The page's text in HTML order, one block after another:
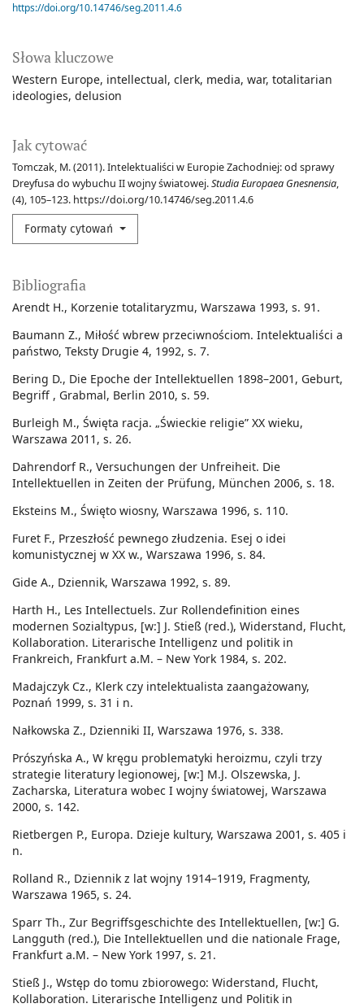
Słowa kluczowe
Western Europe intellectual clerk media war totalitarian
ideologies delusion
Jak cytować
Tomczak, M. (2011). Intelektualiści w Europie Zachodniej: od sprawy
Dreyfusa do wybuchu II wojny światowej.Studia Europaea Gnesnensia,
(4), 105–123. https://doi.org/10.14746/seg.2011.4.6
Formaty cytowań
https://doi.org/10.14746/seg.2011.4.6
Bibliografia
Arendt H., Korzenie totalitaryzmu, Warszawa 1993, s. 91.
Baumann Z., Miłość wbrew przeciwnościom. Intelektualiści a
państwo, Teksty Drugie 4, 1992, s. 7.
Bering D., Die Epoche der Intellektuellen 1898–2001, Geburt,
Begriff , Grabmal, Berlin 2010, s. 59.
Burleigh M., Święta racja. „Świeckie religie” XX wieku,
Warszawa 2011, s. 26.
Dahrendorf R., Versuchungen der Unfreiheit. Die
Intellektuellen in Zeiten der Prüfung, München 2006, s. 18.
Eksteins M., Święto wiosny, Warszawa 1996, s. 110.
Furet F., Przeszłość pewnego złudzenia. Esej o idei
komunistycznej w XX w., Warszawa 1996, s. 84.
Gide A., Dziennik, Warszawa 1992, s. 89.
Harth H., Les Intellectuels. Zur Rollendefinition eines
modernen Sozialtypus, [w:] J. Stieß (red.), Widerstand, Flucht,
Kollaboration. Literarische Intelligenz und politik in
Frankreich, Frankfurt a.M. – New York 1984, s. 202.
Madajczyk Cz., Klerk czy intelektualista zaangażowany,
Poznań 1999, s. 31 i n.
Nałkowska Z., Dzienniki II, Warszawa 1976, s. 338.
Prószyńska A., W kręgu problematyki heroizmu, czyli trzy
strategie literatury legionowej, [w:] M.J. Olszewska, J.
Zacharska, Literatura wobec I wojny światowej, Warszawa
2000, s. 142.
Rietbergen P., Europa. Dzieje kultury, Warszawa 2001, s. 405 i
n.
Rolland R., Dziennik z lat wojny 1914–1919, Fragmenty,
Warszawa 1965, s. 24.
Sparr Th., Zur Begriffsgeschichte des Intellektuellen, [w:] G.
Langguth (red.), Die Intellektuellen und die nationale Frage,
Frankfurt a.M. – New York 1997, s. 21.
Stieß J., Wstęp do tomu zbiorowego: Widerstand, Flucht,
Kollaboration. Literarische Intelligenz und Politik in